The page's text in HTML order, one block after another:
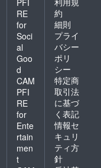
RE
for
Soci
al
Goo
d
CAM
PFI
RE
for
Ente
rtain
men
t
約
細則
プライ
バシー
ポリ
シー
特定商
取引法
に基づ
く表記
情報セ
キュリ
ティ方
針